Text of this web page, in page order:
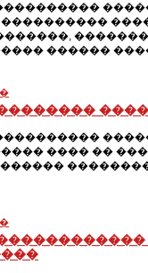
������
���� ��